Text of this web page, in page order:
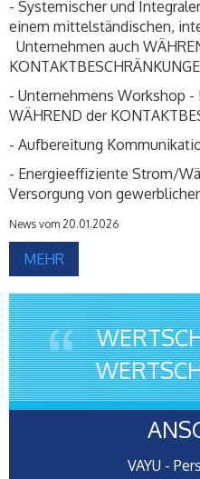
- Systemischer und
einem mittelständischen,
Unternehmen auch
- Unternehmens Workshop -
WÄHREND der
- Aufbereitung
- Energieeffiziente Strom/
Versorgung von
News vom 20.01.2026
MEHR
VAYU -